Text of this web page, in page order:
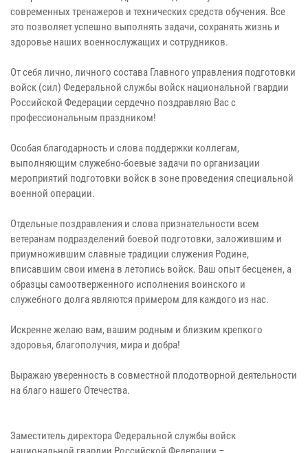
современных тренажеров и технических средств обучения. Все
это позволяет успешно выполнять задачи, сохранять жизнь и
здоровье наших военнослужащих и сотрудников.
От себя лично, личного состава Главного управления подготовки
войск (сил) Федеральной службы войск национальной гвардии
Российской Федерации сердечно поздравляю Вас с
профессиональным праздником!
Особая благодарность и слова поддержки коллегам,
выполняющим служебно-боевые задачи по организации
мероприятий подготовки войск в зоне проведения специальной
военной операции.
Отдельные поздравления и слова признательности всем
ветеранам подразделений боевой подготовки, заложившим и
приумножившим славные традиции служения Родине,
вписавшим свои имена в летопись войск. Ваш опыт бесценен, а
образцы самоотверженного исполнения воинского и
служебного долга являются примером для каждого из нас.
Искренне желаю вам, вашим родным и близким крепкого
здоровья, благополучия, мира и добра!
Выражаю уверенность в совместной плодотворной деятельности
на благо нашего Отечества.
Заместитель директора Федеральной службы войск